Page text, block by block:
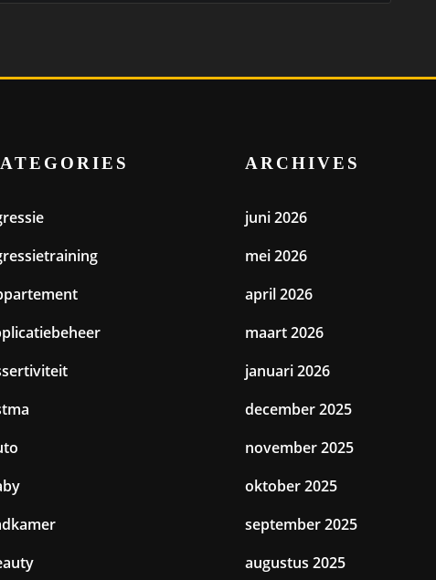
ARCHIVES
juni 2026
mei 2026
april 2026
maart 2026
januari 2026
december 2025
november 2025
oktober 2025
september 2025
augustus 2025